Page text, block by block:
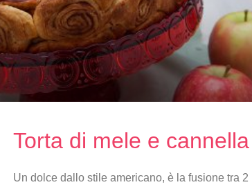
Torta di mele e cannella
Un dolce dallo stile americano, è la fusione tra 2